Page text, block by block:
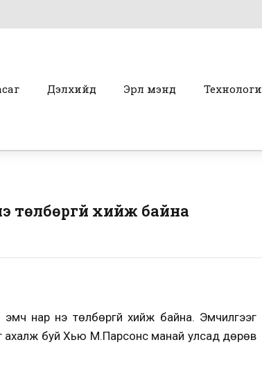
Дэлхийд Эрүүл мэнд Технологи
төлбөргүй хийж байна
нар үнэ төлбөргүй хийж байна. Эмчилгээг
ахалж буй Хью М.Парсонс манай улсад дөрөв